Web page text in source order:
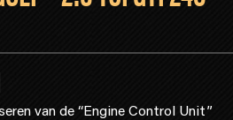
van de “Engine Control Unit”